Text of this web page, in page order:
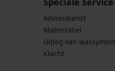
Adviesdienst
Matentabel
Uitleg van
Klacht